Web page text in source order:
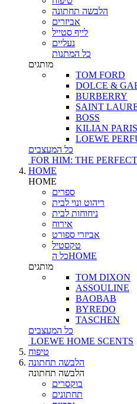
הלבשה תחתונה
אביזרים
לייף סטייל
נעליים
כל המתנות
מותגים
TOM FORD
DOLCE &
BURBERRY
SAINT
BOSS
KILIAN PARIS
LOEWE
כל המעצבים
FOR HIM: THE
HOME
HOME
ספרים
ריהוט ונוי לבית
ניחוחות לבית
אירוח
אביזרי ספורט
טקסטיל
כל הHOME
מותגים
TOM DIXON
ASSOULINE
BAOBAB
BYREDO
TASCHEN
כל המעצבים
LOEWE HOME SCENTS
טיפוח
הלבשה תחתונה
הלבשה תחתונה
בוקסרים
תחתונים